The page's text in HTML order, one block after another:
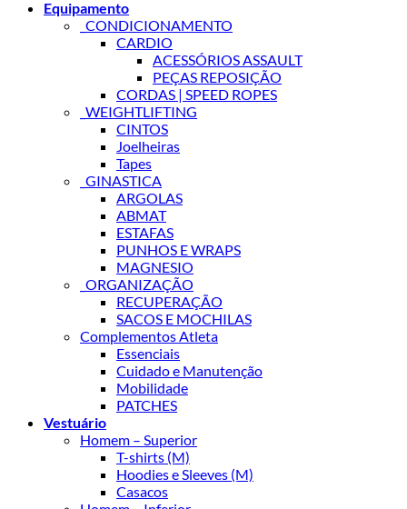
Equipamento
_CONDICIONAMENTO
CARDIO
ACESSÓRIOS ASSAULT
PEÇAS REPOSIÇÃO
CORDAS | SPEED ROPES
_WEIGHTLIFTING
CINTOS
Joelheiras
Tapes
_GINASTICA
ARGOLAS
ABMAT
ESTAFAS
PUNHOS E WRAPS
MAGNESIO
_ORGANIZAÇÃO
RECUPERAÇÃO
SACOS E MOCHILAS
Complementos Atleta
Essenciais
Cuidado e Manutenção
Mobilidade
PATCHES
Vestuário
Homem – Superior
T-shirts (M)
Hoodies e Sleeves (M)
Casacos